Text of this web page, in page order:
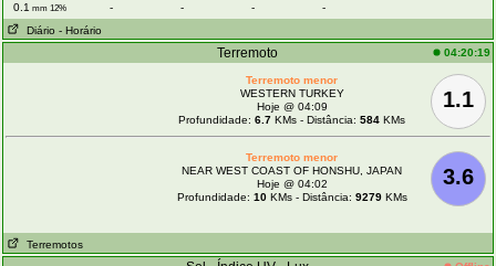
0.1 mm 12% - - -
-
Diário - Horário
Terremoto 04:20:19
1.1
Terremoto menor
WESTERN TURKEY
Hoje @ 04:09
Profundidade:6.7 KMs - Distância:584 KMs
3.6
Terremoto menor
NEAR WEST COAST OF HONSHU, JAPAN
Hoje @ 04:02
Profundidade: 10KMs - Distância: 9279KMs
Terremotos